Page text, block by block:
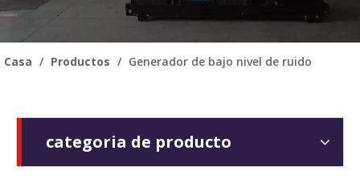
Casa / Productos / Generador de bajo nivel de ruido
categoria de producto